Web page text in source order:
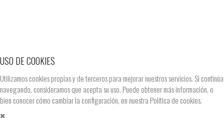
USO DE COOKIES
Utilizamos cookies propias y de terceros para mejorar nuestros servicios. Si continúa
navegando, consideramos que acepta su uso. Puede obtener más información, o
bien conocer cómo cambiar la configuración, en nuestra Política de cookies.